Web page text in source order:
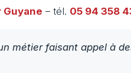
Guyane – tél. 05 94 358
métier faisant appel à